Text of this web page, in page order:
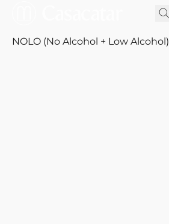
NOLO (No Alcohol + Low Alcohol)